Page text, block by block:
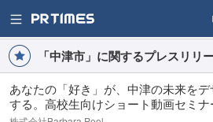
「中津市」に関するプレスリリ
あなたの「好き」が、中津の未来をデ
する。高校生向けショート動画セミナ
「NAKATSU REEL CAMP」を今夏開催